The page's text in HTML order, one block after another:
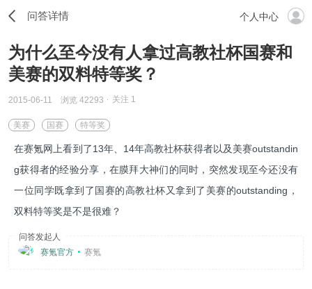
问答详情 个人中心
为什么至今没有人拿过高教社杯国赛和
美赛的双料特等奖？
2015-06-11 浏览 42293 关注 1
美赛 国赛 特等奖
在赛氪网上看到了13年、14年高教社杯获得者以及美赛outstandin
g获得者的经验分享，在膜拜大神们的同时，突然发现至今还没有
一位同学既拿到了国赛的高教社杯又拿到了美赛的outstanding，
双料特等奖是不是很难？
问答发起人
赛氪官方
赛氪